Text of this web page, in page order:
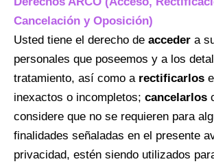
Cancelación y Oposición)
Usted tiene el derecho de acceder a
personales que poseemos y a los
tratamiento, así como a rectificarlos
inexactos o incompletos; cancelarlos
considere que no se requieren para
finalidades señaladas en el presente
privacidad, estén siendo utilizados